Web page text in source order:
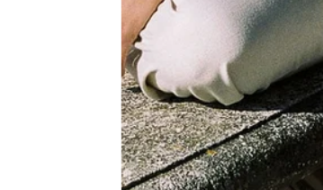
l’entreprise Sedatex (ES) afin d’obtenir un
à base de fibres de bois. Grâce à sa
alliant performance, durabilité et
qui garantit qu’à chaque étape du
pour l’homme et l’environnement.
accéder au certificat suivant en cliquant dessus :